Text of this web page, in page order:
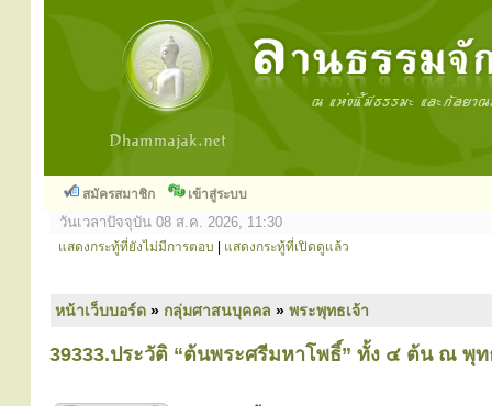
สมัครสมาชิก เข้าสู่ระบบ
วันเวลาปัจจุบัน 08 ส.ค. 2026, 11:30
แสดงกระทู้ที่ยังไม่มีการตอบ แสดงกระทู้ที่เปิดดูแล้ว
หน้าเว็บบอร์ด » กลุ่มศาสนบุคคล » พระพุทธเจ้า
39333.ประวัติ “ต้นพระศรีมหาโพธิ์” ทั้ง ๔ ต้น ณ พุ